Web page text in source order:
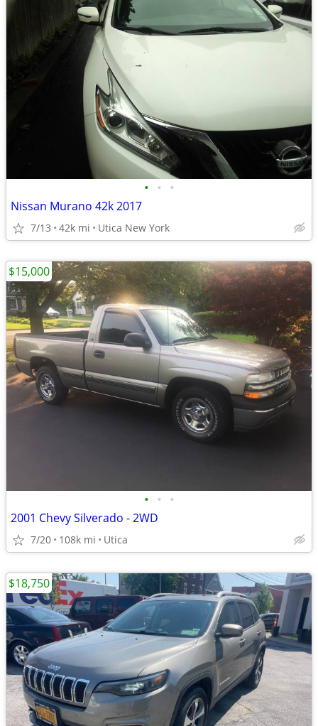
• • •
Nissan Murano 42k 2017
7/13 42k mi Utica New York
• • •
2001 Chevy Silverado - 2WD
7/20 108k mi Utica
$15,000
$18,750